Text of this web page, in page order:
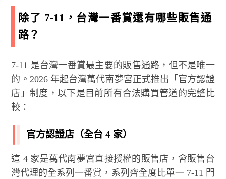
除了 7-11，台灣一番賞還有哪些販售通
路？
7-11 是台灣一番賞最主要的販售通路，但不是唯一
的。2026 年起台灣萬代南夢宮正式推出「官方認證
店」制度，以下是目前所有合法購買管道的完整比
較：
官方認證店（全台 4 家）
這 4 家是萬代南夢宮直接授權的販售店，會販售台
灣代理的全系列一番賞，系列齊全度比單一 7-11 門